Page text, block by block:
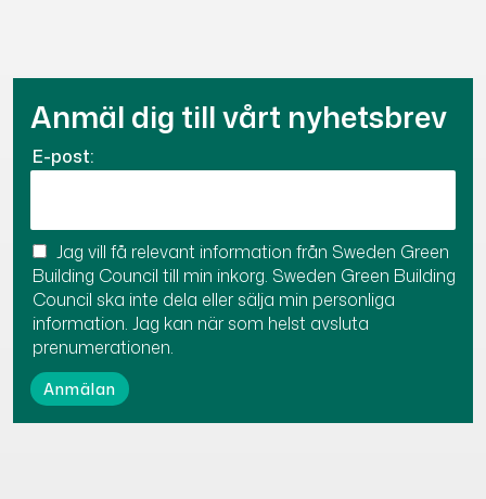
Anmäl dig till vårt nyhetsbrev
E-post:
Jag vill få relevant information från Sweden Green
Building Council till min inkorg. Sweden Green Building
Council ska inte dela eller sälja min personliga
information. Jag kan när som helst avsluta
prenumerationen.